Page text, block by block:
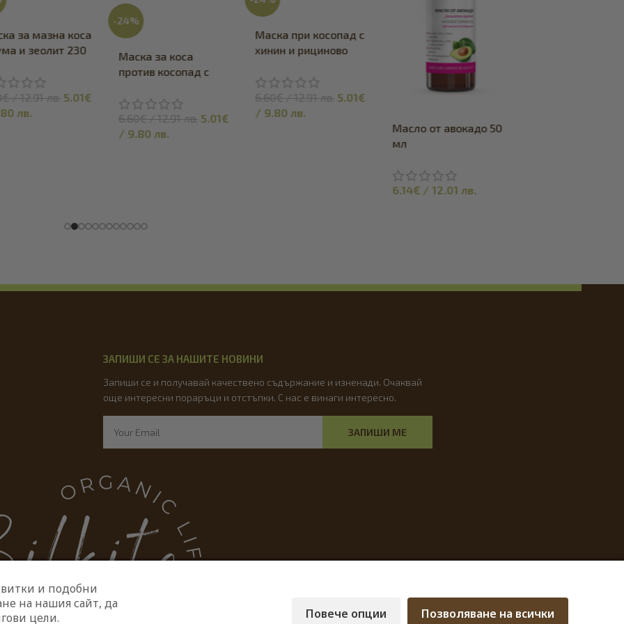
за мазна коса
и зеолит 230
€ /12.91лв. 5.01€
лв.
-24%
Маска за коса
против косопад с
масло 230 мл
6.60€ /12.91лв. 5.01€
/ 9.80 лв.
Маска при косопад с
хинин и рициново
6.60€ /12.91лв. 5.01€
/ 9.80 лв.
Масло от авокадо 50
мл
6.14€ /12.01лв.
ЗАПИШИ СЕ ЗА НАШИТЕ НОВИНИ
Запиши се и получавай качествено съдържание и изненади. Очаквай
още интересни пораръци и отстъпки. С нас е винаги интересно.
ЗАПИШИ МЕ
и подобни
на нашия сайт, да
цели.
Повече опции Позволяване на всички